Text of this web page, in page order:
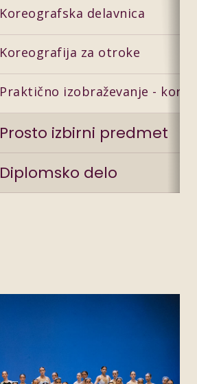
Koreografska delavnica
Koreografija za otroke
Praktično izobraževanje -
Prosto izbirni predmet
Diplomsko delo